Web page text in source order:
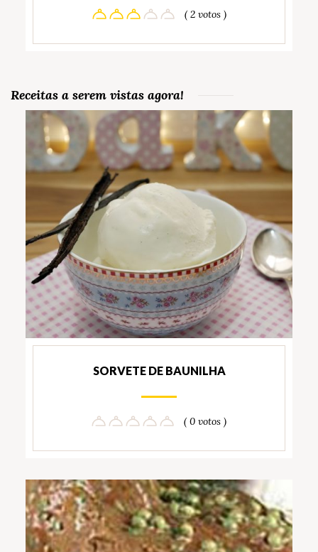
( 2 votos )
Receitas a serem vistas agora!
SORVETE DE BAUNILHA
( 0 votos )